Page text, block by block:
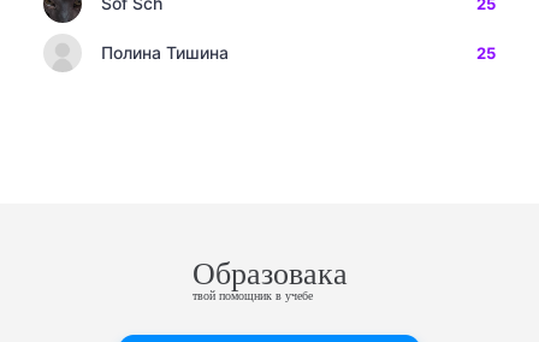
Полина Тишина 25
Образовака
твой помощник в учебе